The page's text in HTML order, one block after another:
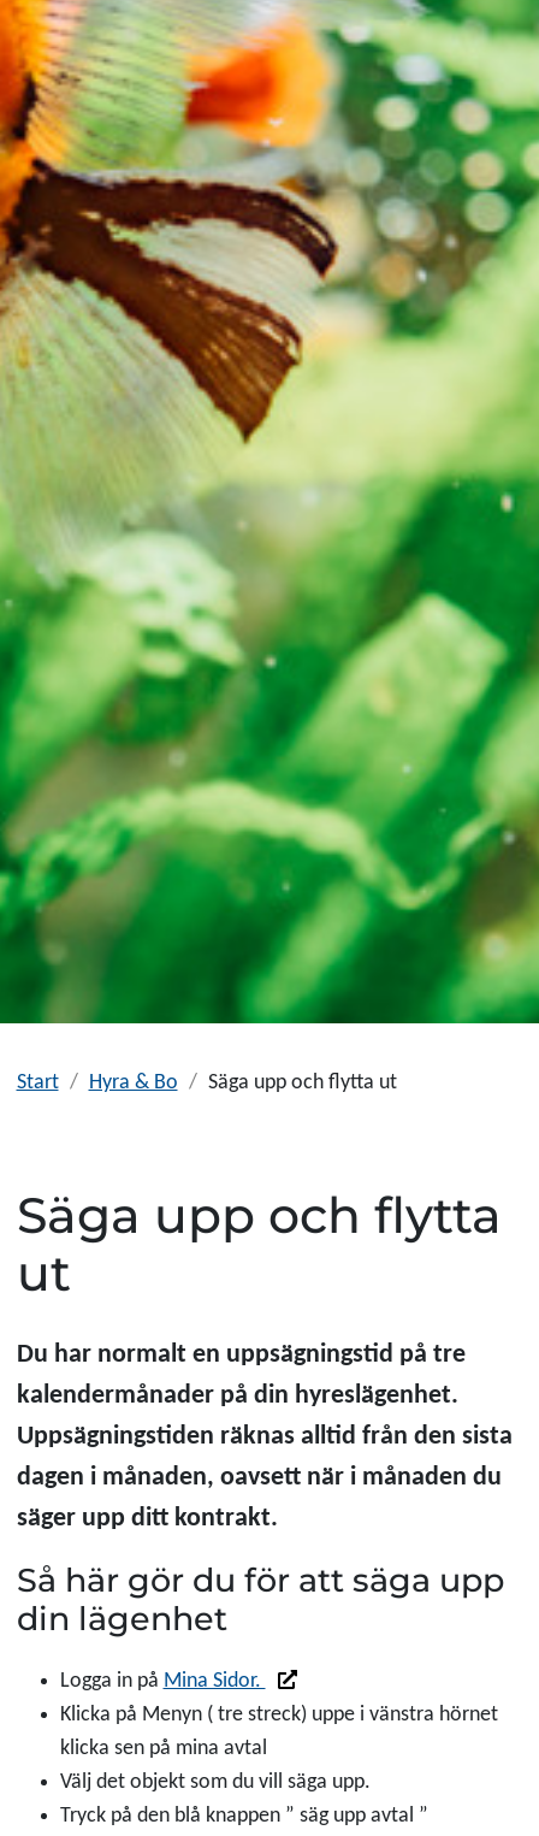
Start Hyra & Bo Säga upp och flytta ut
Säga upp och flytta
ut
Du har normalt en uppsägningstid på tre
kalendermånader på din hyreslägenhet.
Uppsägningstiden räknas alltid från den sista
dagen i månaden, oavsett när i månaden du
säger upp ditt kontrakt.
Så här gör du för att säga upp
din lägenhet
Logga in på Mina Sidor.
Länk till annan webbplats
Klicka på Menyn ( tre streck) uppe i vänstra hörnet
klicka sen på mina avtal
Välj det objekt som du vill säga upp.
Tryck på den blå knappen ” säg upp avtal ”